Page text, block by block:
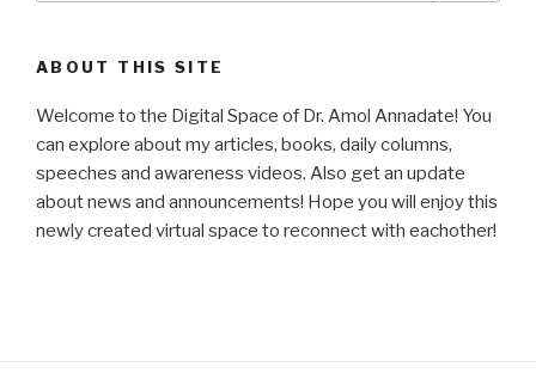
ABOUT THIS SITE
Welcome to the Digital Space of Dr. Amol Annadate! You
can explore about my articles, books, daily columns,
speeches and awareness videos. Also get an update
about news and announcements! Hope you will enjoy this
newly created virtual space to reconnect with eachother!